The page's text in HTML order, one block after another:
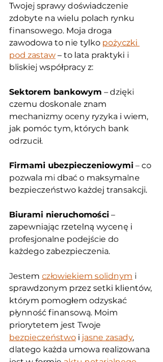
Twojej sprawy doświadczenie
zdobyte na wielu polach rynku
finansowego. Moja droga
zawodowa to nie tylko pożyczki
pod zastaw – to lata praktyki i
bliskiej współpracy z:
Sektorem bankowym – dzięki
czemu doskonale znam
mechanizmy oceny ryzyka i wiem,
jak pomóc tym, których bank
odrzucił.
Firmami ubezpieczeniowymi – co
pozwala mi dbać o maksymalne
bezpieczeństwo każdej transakcji.
Biurami nieruchomości –
zapewniając rzetelną wycenę i
profesjonalne podejście do
każdego zabezpieczenia.
Jestem człowiekiem solidnym i
sprawdzonym przez setki klientów,
którym pomogłem odzyskać
płynność finansową. Moim
priorytetem jest Twoje
bezpieczeństwo i jasne zasady,
dlatego każda umowa realizowana